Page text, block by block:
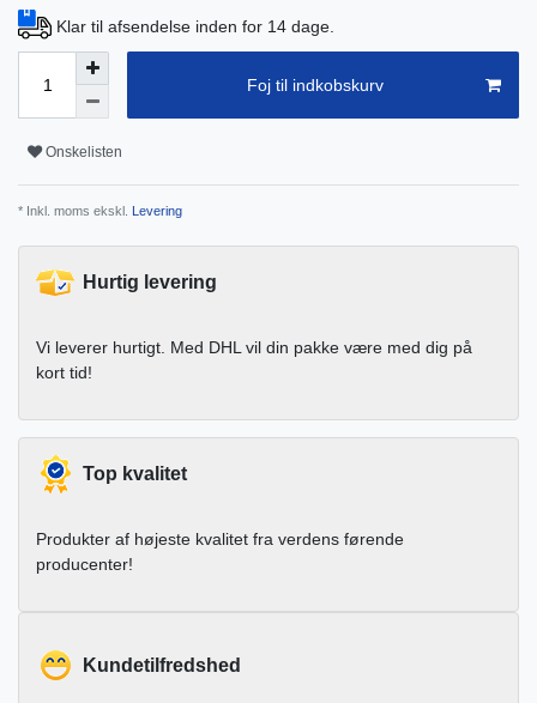
Klar til afsendelse inden for 14 dage.
Foj til indkobskurv
Onskelisten
* Inkl. moms ekskl. Levering
Hurtig levering
Vi leverer hurtigt. Med DHL vil din pakke være med dig på
kort tid!
Top kvalitet
Produkter af højeste kvalitet fra verdens førende
producenter!
Kundetilfredshed